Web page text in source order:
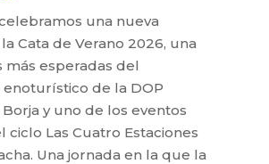
una nueva
Cata de Verano 2026, una
más esperadas del
de la DOP
y uno de los eventos
ciclo Las Cuatro Estaciones
Una jornada en la que la